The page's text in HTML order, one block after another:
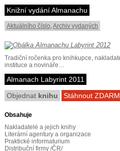
Knižní vydání Almanachu
Aktuálního číslo,Archiv vydaných
Tradiční ročenka pro knihkupce,
instituce a novináře…
Almanach Labyrint 2011
Objednat knihu Stáhnout
Obsahuje
Nakladatelé a jejich knihy
Literární agentury a organizace
Praktické informaturium
Distribuční firmy /ČR/